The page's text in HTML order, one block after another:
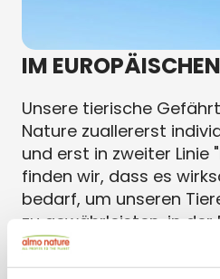
IM
Unsere tierische
Nature zuallererst
und erst in zweiter Linie
finden wir, dass es
bedarf, um unseren
zu gewährleisten, in der
hinaus. Gemeinsam mit
Vorstellungen teilen,